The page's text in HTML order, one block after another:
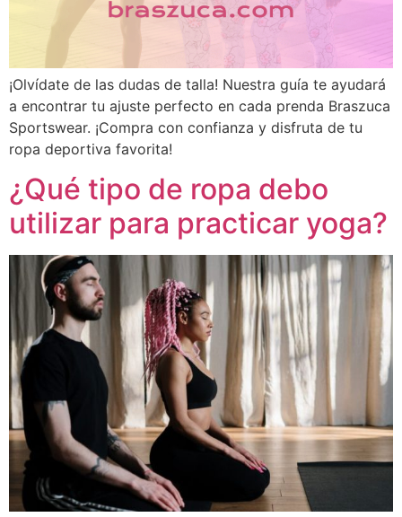
¡Olvídate de las dudas de talla! Nuestra guía te ayudará
a encontrar tu ajuste perfecto en cada prenda Braszuca
Sportswear. ¡Compra con confianza y disfruta de tu
ropa deportiva favorita!
¿Qué tipo de ropa debo
utilizar para practicar yoga?